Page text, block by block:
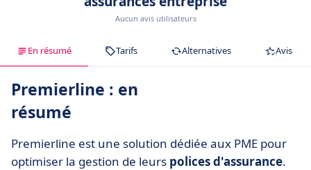
Aucun avis utilisateurs
En résumé Tarifs Alternatives Avis
Premierline : en
résumé
Premierline est une solution dédiée aux PME pour
optimiser la gestion de leurs polices d'assurance.